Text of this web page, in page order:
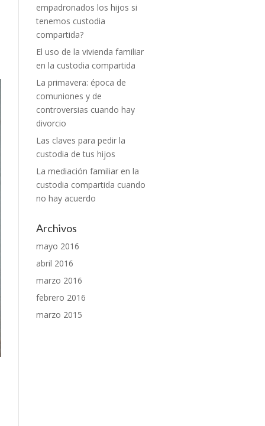
empadronados los hijos si
tenemos custodia
compartida?
El uso de la vivienda familiar
en la custodia compartida
La primavera: época de
comuniones y de
controversias cuando hay
divorcio
Las claves para pedir la
custodia de tus hijos
La mediación familiar en la
custodia compartida cuando
no hay acuerdo
Archivos
mayo 2016
abril 2016
marzo 2016
febrero 2016
marzo 2015